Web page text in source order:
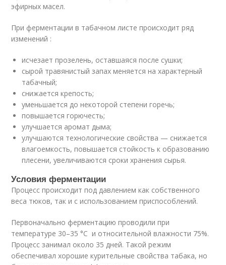
эфирных масел.
При ферментации в табачном листе происходит ряд
изменений :
исчезает прозелень, оставшаяся после сушки;
сырой травянистый запах меняется на характерный
табачный;
снижается крепость;
уменьшается до некоторой степени горечь;
повышается горючесть;
улучшается аромат дыма;
улучшаются технологические свойства — снижается
влагоемкость, повышается стойкость к образованию
плесени, увеличиваются сроки хранения сырья.
Условия ферментации
Процесс происходит под давлением как собственного
веса тюков, так и с использованием приспособлений.
Первоначально ферментацию проводили при
температуре 30–35 °С и относительной влажности 75%.
Процесс занимал около 35 дней. Такой режим
обеспечивал хорошие курительные свойства табака, но